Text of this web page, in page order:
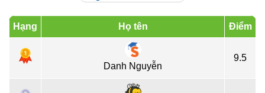
Hạng Họ tên Điểm
Danh Nguyễn
9.5